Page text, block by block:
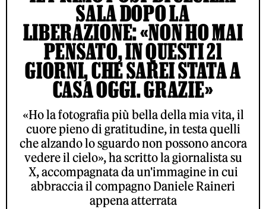
SALA DOPO LA
LIBERAZIONE: «NON HO MAI
PENSATO, IN QUESTI 21
GIORNI, CHE SAREI STATA A
CASA OGGI. GRAZIE»
«Ho la fotografia più bella della mia vita, il
cuore pieno di gratitudine, in testa quelli
che alzando lo sguardo non possono ancora
vedere il cielo», ha scritto la giornalista su
X, accompagnata da un'immagine in cui
abbraccia il compagno Daniele Raineri
appena atterrata